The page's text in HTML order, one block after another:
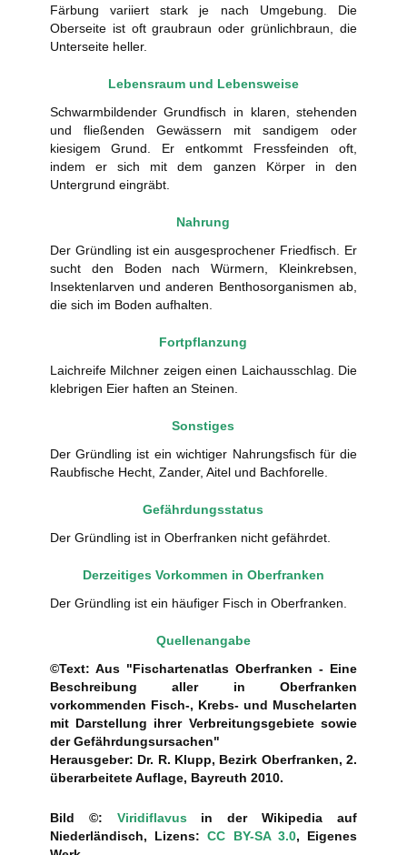
Färbung variiert stark je nach Umgebung. Die
Oberseite ist oft graubraun oder grünlichbraun, die
Unterseite heller.
Lebensraum und Lebensweise
Schwarmbildender Grundfisch in klaren, stehenden
und fließenden Gewässern mit sandigem oder
kiesigem Grund. Er entkommt Fressfeinden oft,
indem er sich mit dem ganzen Körper in den
Untergrund eingräbt.
Nahrung
Der Gründling ist ein ausgesprochener Friedfisch. Er
sucht den Boden nach Würmern, Kleinkrebsen,
Insektenlarven und anderen Benthosorganismen ab,
die sich im Boden aufhalten.
Fortpflanzung
Laichreife Milchner zeigen einen Laichausschlag. Die
klebrigen Eier haften an Steinen.
Sonstiges
Der Gründling ist ein wichtiger Nahrungsfisch für die
Raubfische Hecht, Zander, Aitel und Bachforelle.
Gefährdungsstatus
Der Gründling ist in Oberfranken nicht gefährdet.
Derzeitiges Vorkommen in Oberfranken
Der Gründling ist ein häufiger Fisch in Oberfranken.
Quellenangabe
©Text: Aus "Fischartenatlas Oberfranken - Eine
Beschreibung aller in Oberfranken
vorkommenden Fisch-, Krebs- und Muschelarten
mit Darstellung ihrer Verbreitungsgebiete sowie
der Gefährdungsursachen"
Herausgeber: Dr. R. Klupp, Bezirk Oberfranken, 2.
überarbeitete Auflage, Bayreuth 2010.
Bild ©: Viridiflavusin der Wikipedia auf
Niederländisch, Lizens:CC BY-SA 3.0, Eigenes